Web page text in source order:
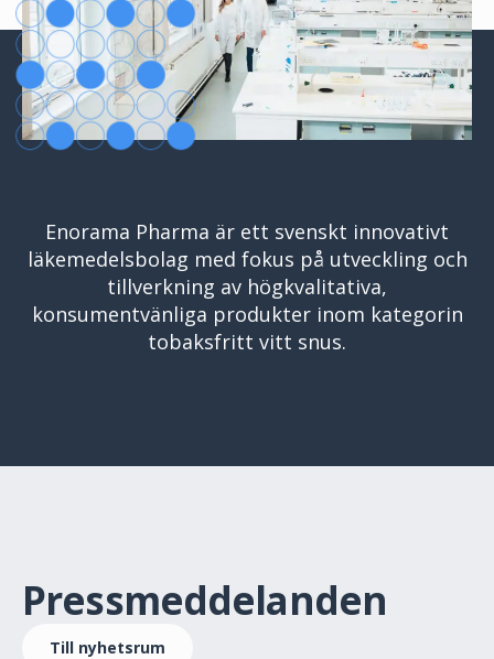
Enorama Pharma är ett svenskt innovativt
läkemedelsbolag med fokus på utveckling och
tillverkning av högkvalitativa,
konsumentvänliga produkter inom kategorin
tobaksfritt vitt snus.
Pressmeddelanden
Till nyhetsrum